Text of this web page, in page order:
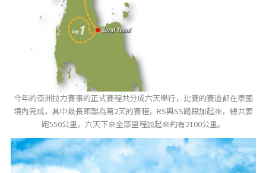
今年的亞洲拉力賽事的正式賽程共分成六天舉行，比賽的賽道都在泰國
境內完成，其中最長距離為第2天的賽程，RS與SS路段加起來，總共要
跑550公里，六天下來全部里程加起來約有2100公里。